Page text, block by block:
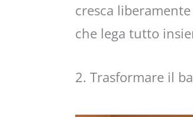
cresca
che lega tutto
2. Trasformare il